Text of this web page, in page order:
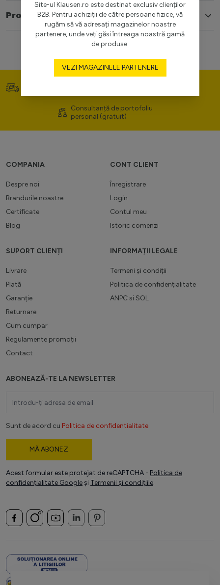
Produse similare
Site-ul Klausen.ro este destinat exclusiv clienților
B2B. Pentru achiziții de către persoane fizice, vă
rugăm să vă adresați magazinelor noastre
partenere, unde veți găsi întreaga noastră gamă
de produse.
VEZI MAGAZINELE PARTENERE
Consultanță de portofoliu
personal (gratuit)
COMPANIA
Despre noi
Brandurile noastre
Certificate
Blog
CONT CLIENT
Înregistrare
Login
Contul meu
Istoric comenzi
SUPORT CLIENȚI
Livrare
Plată
Garanție
Returnare
Cum cumpar
Regulamente promoții
Contact
INFORMAȚII LEGALE
Termeni și condiții
Politica de confidențialitate
ANPC si SOL
ABONEAZĂ-TE LA NEWSLETTER
Sunt de acord cu Politica de confidentialitate
MĂ ABONEZ
Acest formular este protejat de reCAPTCHA - Politica de
confidențialitate Google și Termenii și condițiile.